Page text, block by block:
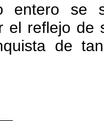
entero se
el reflejo de
de